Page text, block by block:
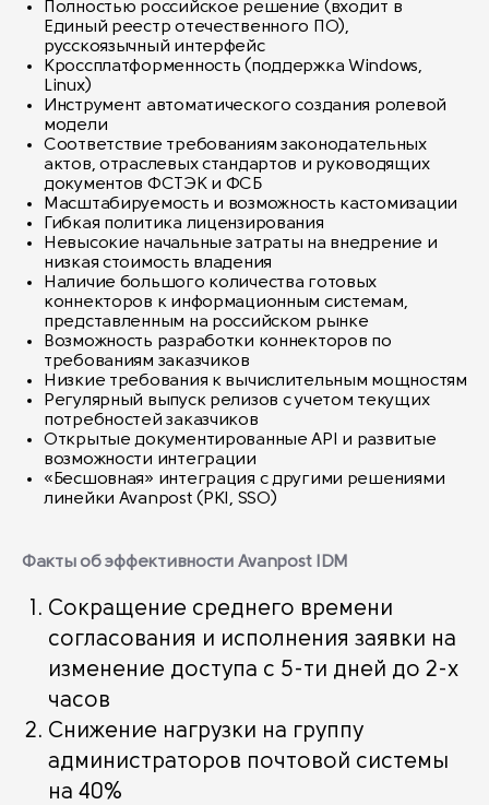
Полностью российское решение (входит в
Единый реестр отечественного ПО),
русскоязычный интерфейс
Кроссплатформенность (поддержка Windows,
Linux)
Инструмент автоматического создания ролевой
модели
Соответствие требованиям законодательных
актов, отраслевых стандартов и руководящих
документов ФСТЭК и ФСБ
Масштабируемость и возможность кастомизации
Гибкая политика лицензирования
Невысокие начальные затраты на внедрение и
низкая стоимость владения
Наличие большого количества готовых
коннекторов к информационным системам,
представленным на российском рынке
Возможность разработки коннекторов по
требованиям заказчиков
Низкие требования к вычислительным мощностям
Регулярный выпуск релизов с учетом текущих
потребностей заказчиков
Открытые документированные API и развитые
возможности интеграции
«Бесшовная» интеграция с другими решениями
линейки Avanpost (РКI, SSO)
Факты об эффективности Avanpost IDM
Сокращение среднего времени
согласования и исполнения заявки на
изменение доступа с 5-ти дней до 2-х
часов
Снижение нагрузки на группу
администраторов почтовой системы
на 40%